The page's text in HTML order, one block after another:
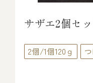
サザエ2個セッ
2個/1個120ｇ